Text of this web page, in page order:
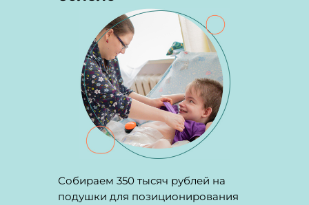
Собираем 350 тысяч рублей на
подушки для позиционирования